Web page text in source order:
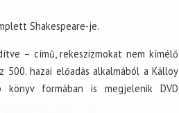
Shakespeare-je.
– című, rekeszizmokat nem kímélő
500. hazai előadás alkalmából a Kálloy
formában is megjelenik DVD